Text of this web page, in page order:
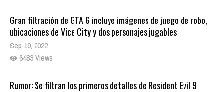
Gran filtración de GTA 6 incluye imágenes de juego de robo,
ubicaciones de Vice City y dos personajes jugables
Sep 19, 2022
6483 Views
Rumor: Se filtran los primeros detalles de Resident Evil 9